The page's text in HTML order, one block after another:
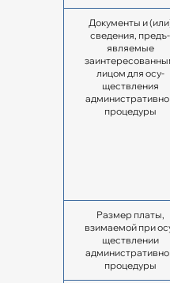
Документы и
сведения, предъ­
являемые
лицом для осу­
ществления
про­цедуры
Размер платы,
взимаемой при
ществлении
про­цедуры